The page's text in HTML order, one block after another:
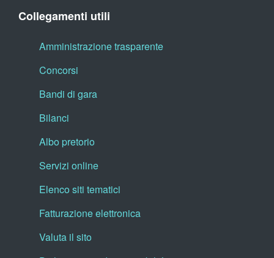
Collegamenti utili
Amministrazione trasparente
Concorsi
Bandi di gara
Bilanci
Albo pretorio
Servizi online
Elenco siti tematici
Fatturazione elettronica
Valuta il sito